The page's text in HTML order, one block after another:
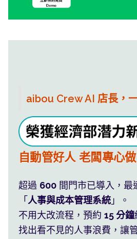
aibou Crew AI 店長，
班表薪水系統算，員工
自動管好人 老闆專心
利潤藏在您看不見的
超過 600 間門市已導入，最
「 人事與成本管理系統 」。
不用大改流程，預約 15 分鐘
找出看不見的人事浪費，讓